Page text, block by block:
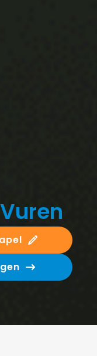
Vuren